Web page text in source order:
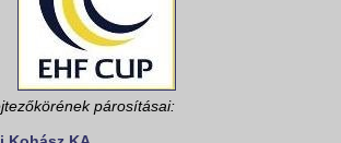
párosításai: